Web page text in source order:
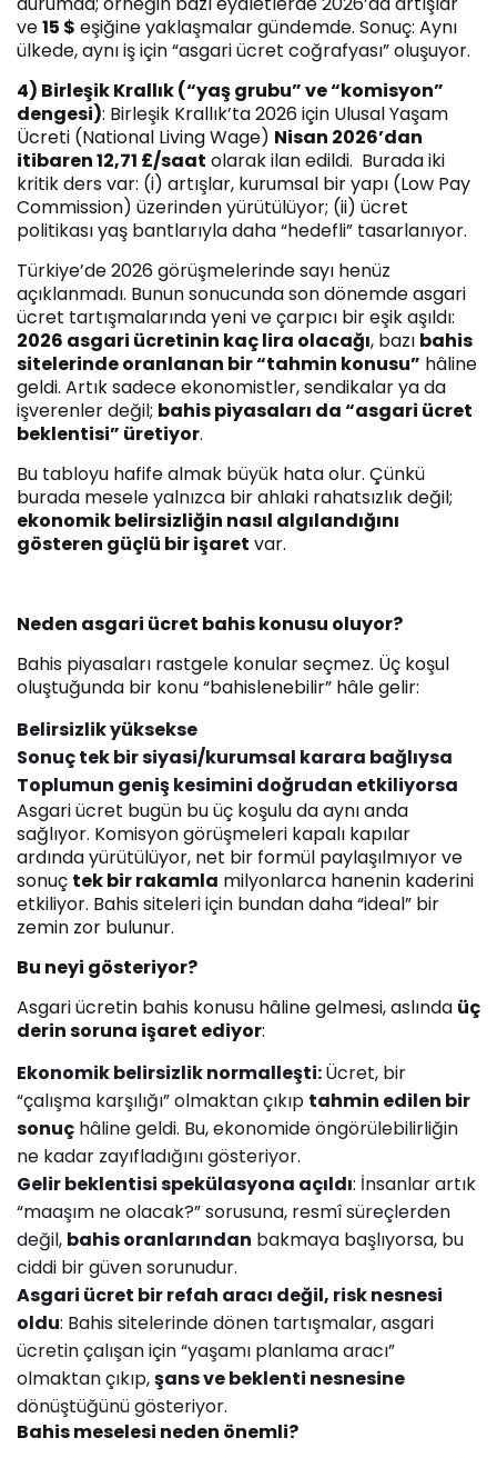
ve15 $ eşiğine yaklaşmalar gündemde. Sonuç: Aynı
ülkede, aynı iş için “asgari ücret coğrafyası” oluşuyor.
4) Birleşik Krallık (“yaş grubu” ve “komisyon”
dengesi): Birleşik Krallık’ta 2026 için Ulusal Yaşam
Ücreti (National Living Wage) Nisan 2026’dan
itibaren 12,71 £/saat olarak ilan edildi. Burada iki
kritik ders var: (i) artışlar, kurumsal bir yapı (Low Pay
Commission) üzerinden yürütülüyor; (ii) ücret
politikası yaş bantlarıyla daha “hedefli” tasarlanıyor.
Türkiye’de 2026 görüşmelerinde sayı henüz
açıklanmadı. Bunun sonucunda son dönemde asgari
ücret tartışmalarında yeni ve çarpıcı bir eşik aşıldı:
2026 asgari ücretinin kaç lira olacağı, bazı bahis
sitelerinde oranlanan bir “tahmin konusu” hâline
geldi. Artık sadece ekonomistler, sendikalar ya da
işverenler değil; bahis piyasaları da “asgari ücret
beklentisi” üretiyor.
Bu tabloyu hafife almak büyük hata olur. Çünkü
burada mesele yalnızca bir ahlaki rahatsızlık değil;
ekonomik belirsizliğin nasıl algılandığını
gösteren güçlü bir işaret var.
Neden asgari ücret bahis konusu oluyor?
Bahis piyasaları rastgele konular seçmez. Üç koşul
oluştuğunda bir konu “bahislenebilir” hâle gelir:
Belirsizlik yüksekse
Sonuç tek bir siyasi/kurumsal karara bağlıysa
Toplumun geniş kesimini doğrudan etkiliyorsa
Asgari ücret bugün bu üç koşulu da aynı anda
sağlıyor. Komisyon görüşmeleri kapalı kapılar
ardında yürütülüyor, net bir formül paylaşılmıyor ve
sonuç tek bir rakamla milyonlarca hanenin kaderini
etkiliyor. Bahis siteleri için bundan daha “ideal” bir
zemin zor bulunur.
Bu neyi gösteriyor?
Asgari ücretin bahis konusu hâline gelmesi, aslında üç
derin soruna işaret ediyor:
Ekonomik belirsizlik normalleşti:Ücret, bir
“çalışma karşılığı” olmaktan çıkıp tahmin edilen bir
sonuç hâline geldi. Bu, ekonomide öngörülebilirliğin
ne kadar zayıfladığını gösteriyor.
Gelir beklentisi spekülasyona açıldı: İnsanlar artık
“maaşım ne olacak?” sorusuna, resmî süreçlerden
değil, bahis oranlarından bakmaya başlıyorsa, bu
ciddi bir güven sorunudur.
Asgari ücret bir refah aracı değil, risk nesnesi
oldu: Bahis sitelerinde dönen tartışmalar, asgari
ücretin çalışan için “yaşamı planlama aracı”
olmaktan çıkıp,şans ve beklenti nesnesine
dönüştüğünü gösteriyor.
Bahis meselesi neden önemli?